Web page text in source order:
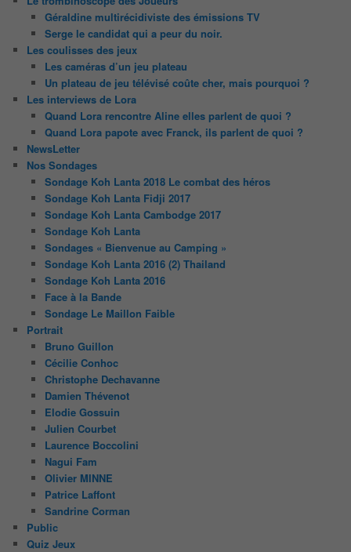
Géraldine multirécidiviste des émissions TV
Serge le candidat qui a peur du noir.
Les coulisses des jeux
Les caméras d’un jeu plateau
Un plateau de jeu télévisé coûte cher, mais pourquoi ?
Les interviews de Lora
Quand Lora rencontre Aline elles parlent de quoi ?
Quand Lora papote avec Franck, ils parlent de quoi ?
NewsLetter
Nos Sondages
Sondage Koh Lanta 2018 Le combat des héros
Sondage Koh Lanta Fidji 2017
Sondage Koh Lanta Cambodge 2017
Sondage Koh Lanta
Sondages « Bienvenue au Camping »
Sondage Koh Lanta 2016 (2) Thailand
Sondage Koh Lanta 2016
Face à la Bande
Sondage Le Maillon Faible
Portrait
Bruno Guillon
Cécilie Conhoc
Christophe Dechavanne
Damien Thévenot
Elodie Gossuin
Julien Courbet
Laurence Boccolini
Nagui Fam
Olivier MINNE
Patrice Laffont
Sandrine Corman
Public
Quiz Jeux